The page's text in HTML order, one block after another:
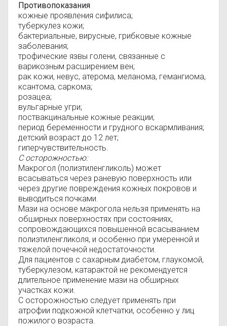
Противопоказания
кожные проявления сифилиса;
туберкулез кожи;
бактериальные, вирусные, грибковые кожные
заболевания;
трофические язвы голени, связанные с
варикозным расширением вен;
рак кожи, невус, атерома, меланома, гемангиома,
ксантома, саркома;
розацеа;
вульгарные угри;
поствакцинальные кожные реакции;
период беременности и грудного вскармливания;
детский возраст до 12 лет;
гиперчувствительность.
С осторожностью:
Макрогол (полиэтиленгликоль) может
всасываться через раневую поверхность или
через другие повреждения кожных покровов и
выводиться почками.
Мази на основе макрогола нельзя применять на
обширных поверхностях при состояниях,
сопровождающихся повышенной всасыванием
полиэтиленгликоля, и особенно при умеренной и
тяжелой почечной недостаточности.
Для пациентов с сахарным диабетом, глаукомой,
туберкулезом, катарактой не рекомендуется
длительное применение мази на обширных
участках кожи.
С осторожностью следует применять при
атрофии подкожной клетчатки, особенно у лиц
пожилого возраста.